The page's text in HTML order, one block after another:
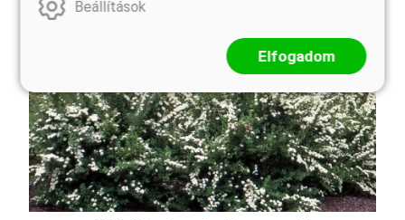
Beállítások
Elfogadom